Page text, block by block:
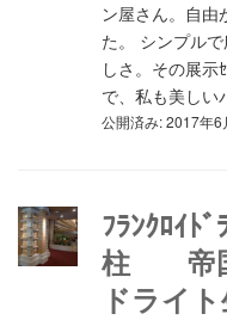
ン屋さん。自由
た。 シンプル
しさ。その展示
で、私も美し
公開済み: 2017年6
ﾌﾗﾝｸﾛｲﾄ
柱 帝国
ドライ